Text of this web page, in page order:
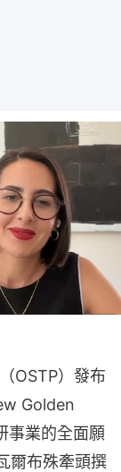
OSTP）發布
Golden
事業的全面願
爾布殊牽頭撰